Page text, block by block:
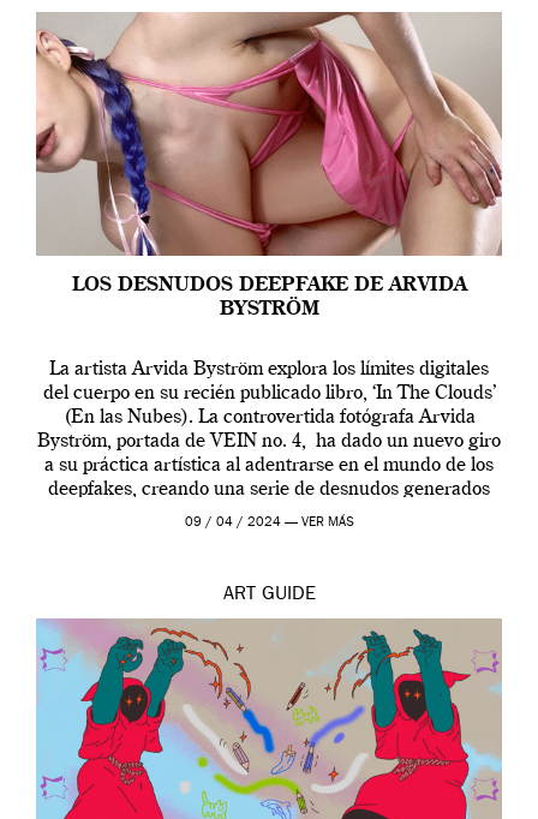
LOS DESNUDOS DEEPFAKE DE ARVIDA
BYSTRÖM
La artista Arvida Byström explora los límites digitales
del cuerpo en su recién publicado libro, ‘In The Clouds’
(En las Nubes). La controvertida fotógrafa Arvida
Byström, portada de VEIN no. 4, ha dado un nuevo giro
a su práctica artística al adentrarse en el mundo de los
deepfakes, creando una serie de desnudos generados
por […]
09 / 04 / 2024 — VER MÁS
ART GUIDE